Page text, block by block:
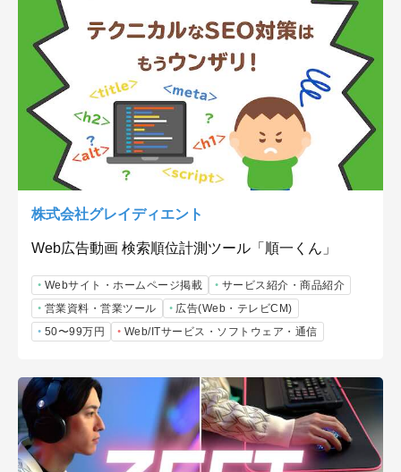
株式会社グレイディエント
Web広告動画 検索順位計測ツール「順一くん」
Webサイト・ホームページ掲載
サービス紹介・商品紹介
営業資料・営業ツール
広告(Web・テレビCM)
50〜99万円
Web/ITサービス・ソフトウェア・通信